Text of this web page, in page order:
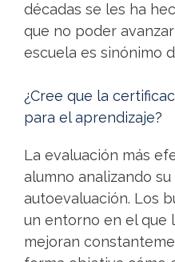
décadas se les ha
que no poder
escuela es sinónimo
¿Cree que la
para el aprendizaje?
La evaluación más
alumno analizando
autoevaluación. Los
un entorno en el que
mejoran